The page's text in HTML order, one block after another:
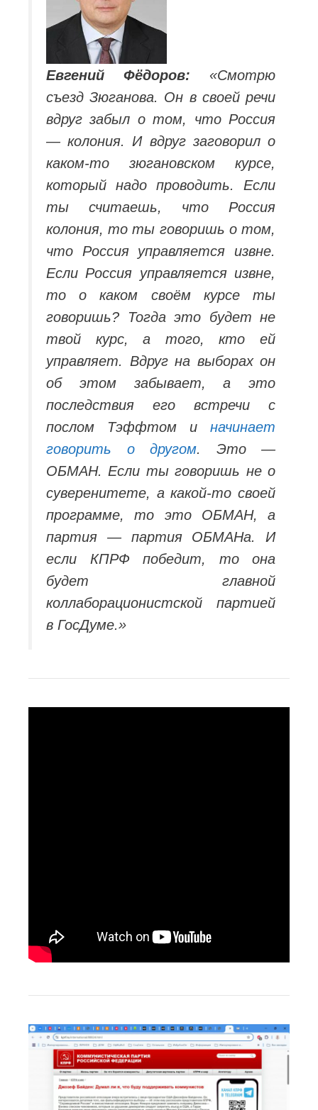
Евгений Фёдоров: «Смотрю
съезд Зюганова. Он в своей речи
вдруг забыл о том, что Россия
— колония. И вдруг заговорил о
каком-то зюгановском курсе,
который надо проводить. Если
ты считаешь, что Россия
колония, то ты говоришь о том,
что Россия управляется извне.
Если Россия управляется извне,
то о каком своём курсе ты
говоришь? Тогда это будет не
твой курс, а того, кто ей
управляет. Вдруг на выборах он
об этом забывает, а это
последствия его встречи с
послом Тэффтом и начинает
говорить о другом. Это —
ОБМАН. Если ты говоришь не о
суверенитете, а какой-то своей
программе, то это ОБМАН, а
партия — партия ОБМАНа. И
если КПРФ победит, то она
будет главной
коллаборационистской партией
в ГосДуме.»